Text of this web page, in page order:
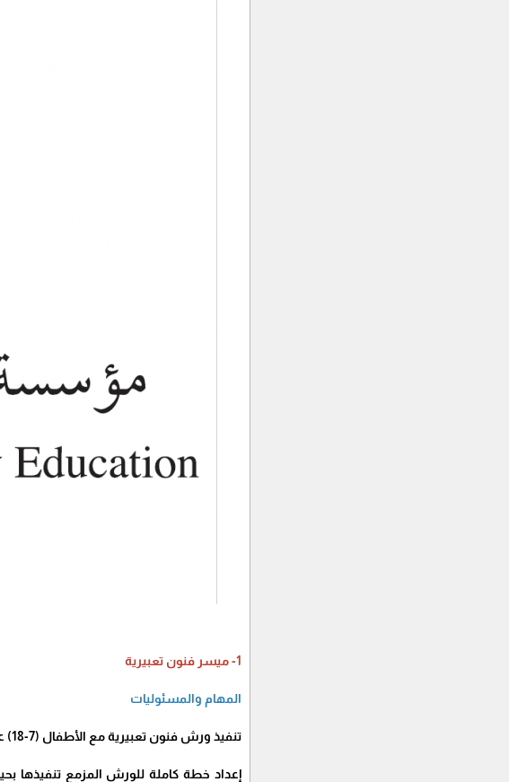
1- ميسر فنون تعبيرية
المهام والمسئوليات
تنفيذ ورش فنون تعبيرية مع الأطفال (7-18) عامًا، بما يعادل ورشة واحدة أسبوعيًا، حيث تتناول هذه الورش قضايا حماية الطفولة بشكل أساسي.
إعداد خطة كاملة للورش المزمع تنفيذها